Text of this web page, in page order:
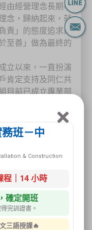
由經營理念長期孕
念，歸納起來，就
責」的態度追求與
至善」做為最終的
立以來，一直扮演
肯定支持及同仁共
目前已成立專業部
等部門，在這永續
同理念就是「熱
字。
您的問題當成自己
以最熱誠的心提供
題在第一時間獲得
班－中
& Construction
程｜14 小時
確定開班
完訓證書。
三語授課🔥